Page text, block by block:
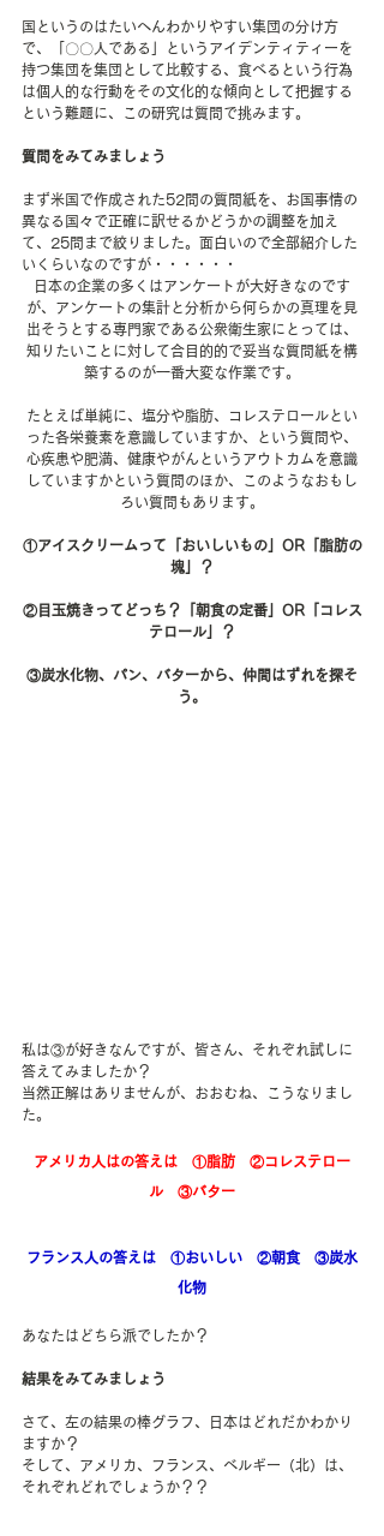
国というのはたいへんわかりやすい集団の分け方
で、「〇〇人である」というアイデンティティーを
持つ集団を集団として比較する、食べるという行為
は個人的な行動をその文化的な傾向として把握する
という難題に、この研究は質問で挑みます。
質問をみてみましょう
まず米国で作成された52問の質問紙を、お国事情の
異なる国々で正確に訳せるかどうかの調整を加え
て、25問まで絞りました。面白いので全部紹介した
いくらいなのですが・・・・・・
日本の企業の多くはアンケートが大好きなのです
が、アンケートの集計と分析から何らかの真理を見
出そうとする専門家である公衆衛生家にとっては、
知りたいことに対して合目的的で妥当な質問紙を構
築するのが一番大変な作業です。
たとえば単純に、塩分や脂肪、コレステロールとい
った各栄養素を意識していますか、という質問や、
心疾患や肥満、健康やがんというアウトカムを意識
していますかという質問のほか、このようなおもし
ろい質問もあります。
①アイスクリームって「おいしいもの」OR「脂肪の
塊」？
②目玉焼きってどっち？「朝食の定番」OR「コレス
テロール」？
③炭水化物、パン、バターから、仲間はずれを探そ
う。
私は③が好きなんですが、皆さん、それぞれ試しに
答えてみましたか？
当然正解はありませんが、おおむね、こうなりまし
た。
アメリカ人はの答えは　①脂肪　②コレステロー
ル　③バター
フランス人の答えは　①おいしい　②朝食　③炭水
化物
あなたはどちら派でしたか？
結果をみてみましょう
さて、左の結果の棒グラフ、日本はどれだかわかり
ますか？
そして、アメリカ、フランス、ベルギー（北）は、
それぞれどれでしょうか？？